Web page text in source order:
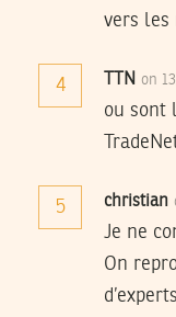
vers les
4 TTN on
ou sont
5 christian
Je ne
On